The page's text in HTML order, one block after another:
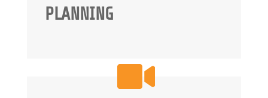
PLANNING